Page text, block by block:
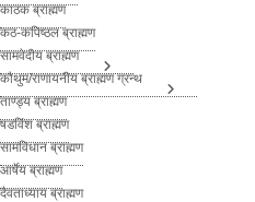
काठक ब्राह्मण
कठ-कपिष्ठल ब्राह्मण
सामवेदीय ब्राह्मण
कौथुम/राणायनीय ब्राह्मण ग्रन्थ
ताण्ड्य ब्राह्मण
षडविंश ब्राह्मण
सामविधान ब्राह्मण
आर्षेय ब्राह्मण
दैवताध्याय ब्राह्मण